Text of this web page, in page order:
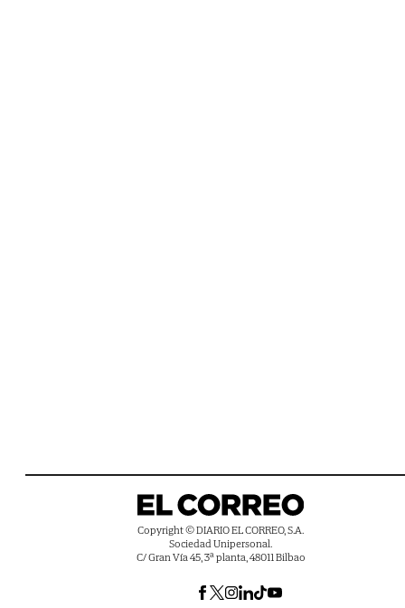
Copyright © DIARIO EL CORREO, S.A.
Sociedad Unipersonal.
C/ Gran Vía 45, 3ª planta, 48011 Bilbao